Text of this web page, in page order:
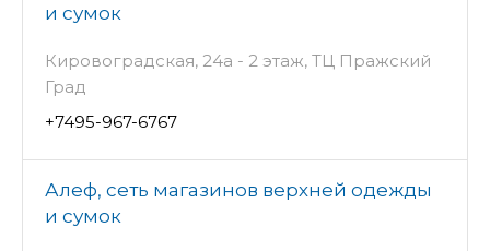
и сумок
Кировоградская, 24а - 2 этаж, ТЦ Пражский
Град
+7495-967-6767
Алеф, сеть магазинов верхней одежды
и сумок